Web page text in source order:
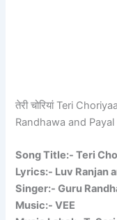
तेरी चोरियां Teri
Randhawa and
Song Title:- Teri
Lyrics:- Luv Ranjan
Singer:- Guru
Music:- VEE